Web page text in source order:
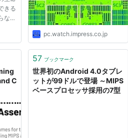
きる
な
っ
日
た
pc.watch.impress.co.jp
C
57 ブックマーク
世界初のAndroid 4.0タブレ
ットが99ドルで登場 ～MIPS
ベースプロセッサ採用の7型